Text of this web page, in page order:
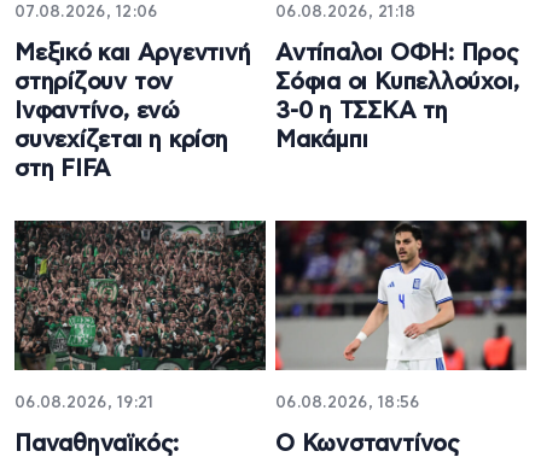
07.08.2026, 12:06
Μεξικό και Αργεντινή
στηρίζουν τον
Ινφαντίνο, ενώ
συνεχίζεται η κρίση
στη FIFA
06.08.2026, 21:18
Αντίπαλοι ΟΦΗ: Προς
Σόφια οι Κυπελλούχοι,
3-0 η ΤΣΣΚΑ τη
Μακάμπι
06.08.2026, 19:21
Παναθηναϊκός:
06.08.2026, 18:56
Ο Κωνσταντίνος